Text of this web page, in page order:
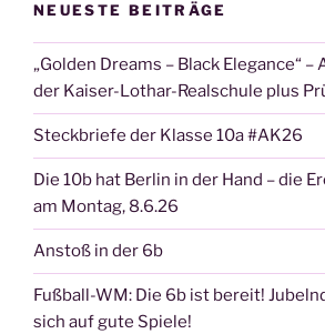
NEUESTE BEITRÄGE
„Golden Dreams – Black Elegance“
der Kaiser-Lothar-Realschule plus
Steckbriefe der Klasse 10a #AK26
Die 10b hat Berlin in der Hand – die
am Montag, 8.6.26
Anstoß in der 6b
Fußball-WM: Die 6b ist bereit!
sich auf gute Spiele!